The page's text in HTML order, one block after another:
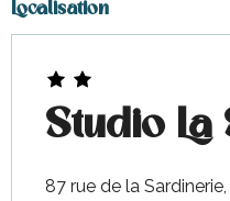
Localisation
Studio La
87 rue de la